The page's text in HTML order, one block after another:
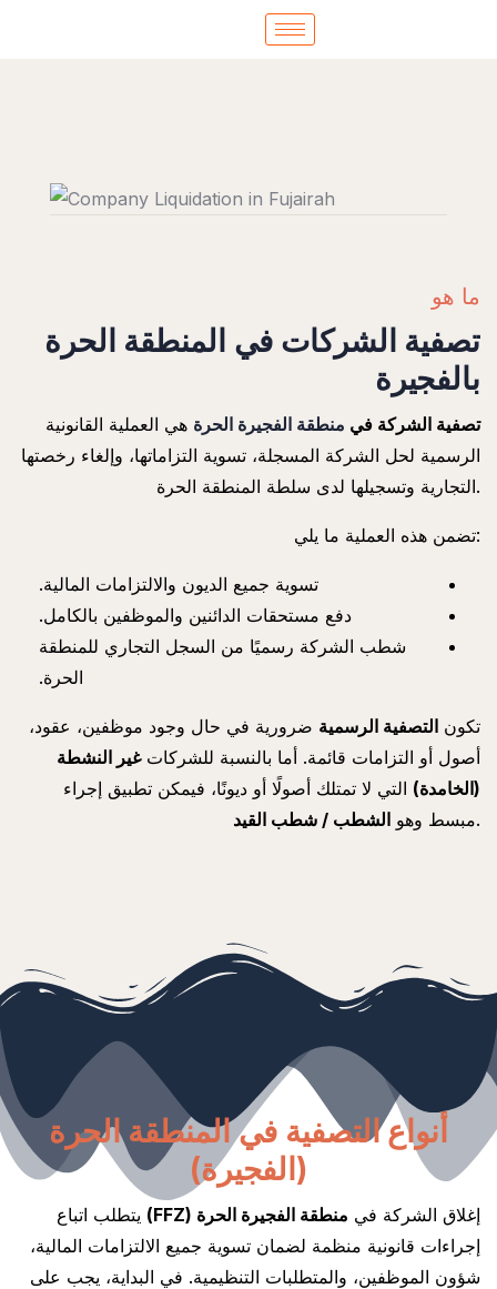
ما هو
تصفية الشركات في المنطقة الحرة
بالفجيرة
تصفية الشركة في منطقة الفجيرة الحرة هي العملية القانونية
الرسمية لحل الشركة المسجلة، تسوية التزاماتها، وإلغاء رخصتها
التجارية وتسجيلها لدى سلطة المنطقة الحرة.
تضمن هذه العملية ما يلي:
تسوية جميع الديون والالتزامات المالية.
دفع مستحقات الدائنين والموظفين بالكامل.
شطب الشركة رسميًا من السجل التجاري للمنطقة
الحرة.
تكون التصفية الرسمية ضرورية في حال وجود موظفين، عقود،
أصول أو التزامات قائمة. أما بالنسبة للشركاتغير النشطة
(الخامدة) التي لا تمتلك أصولًا أو ديونًا، فيمكن تطبيق إجراء
مبسط وهو الشطب / شطب القيد .
أنواع التصفية في المنطقة الحرة
(الفجيرة)
إغلاق الشركة في منطقة الفجيرة الحرة (FFZ)
يتطلب اتباع
إجراءات قانونية منظمة لضمان تسوية جميع الالتزامات المالية،
شؤون الموظفين، والمتطلبات التنظيمية. في البداية، يجب على